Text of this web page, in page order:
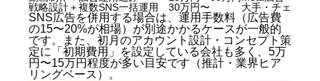
戦略設計＋複数SNS一括運用
30万円〜 大手・チェーン
SNS広告を併用する場合は、運用手数料（広告費
の15〜20%が相場）が別途かかるケースが一般的
です。また、初月のアカウント設計・コンセプト策
定に「初期費用」を設定している会社も多く、5万
円〜15万円程度が多い目安です（推計・業界ヒア
リングベース）。